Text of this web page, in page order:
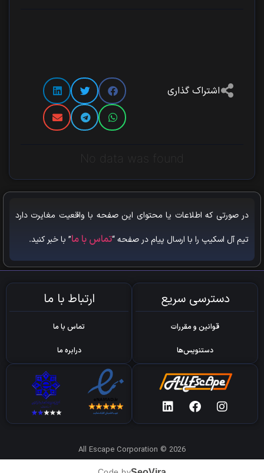
اشتراک گذاری
No data was found
در صورتی که اطلاعات یا محتوای این صفحه با واقعیت مغایرت دارد
تیم آل اسکیپ را با ارسال پیام در صفحه “تماس با ما” با خبر کنید.
دسترسی سریع
قوانین و مقررات
دستنویس‌ها
ارتباط با ما
تماس با ما
درابره ما
All Escape Corporation © 2026